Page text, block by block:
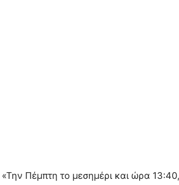
«Την Πέμπτη το μεσημέρι και ώρα